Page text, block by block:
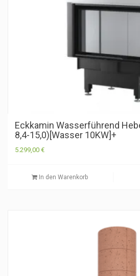
Eckkamin Wasserführend
8,4-15,0)[Wasser 10KW]+
5.299,00 €
In den Warenkorb